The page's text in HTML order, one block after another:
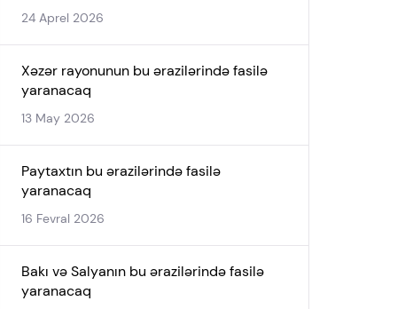
24 Aprel 2026
Xəzər rayonunun bu ərazilərində fasilə
yaranacaq
13 May 2026
Paytaxtın bu ərazilərində fasilə
yaranacaq
16 Fevral 2026
Bakı və Salyanın bu ərazilərində fasilə
yaranacaq